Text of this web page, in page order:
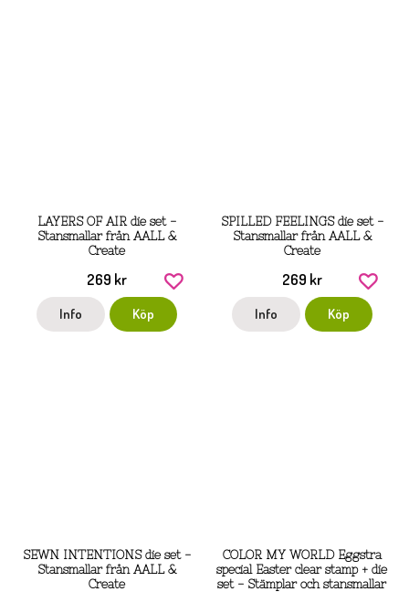
LAYERS OF AIR die set -
Stansmallar från AALL &
Create
269 kr
Info Köp
SPILLED FEELINGS die set -
Stansmallar från AALL &
Create
269 kr
Info Köp
SEWN INTENTIONS die set -
Stansmallar från AALL &
Create
COLOR MY WORLD Eggstra
special Easter clear stamp + die
set - Stämplar och stansmallar